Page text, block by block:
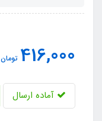
416,000 تومان
آماده ارسال